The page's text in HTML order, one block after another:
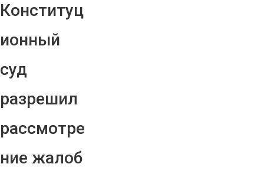
Конституц
ионный
суд
разрешил
рассмотре
ние жалоб